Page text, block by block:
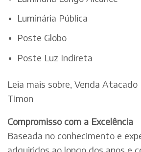
Luminária Pública
Poste Globo
Poste Luz Indireta
Leia mais sobre, Venda
Timon
Compromisso com a Excelência
Baseada no conhecimento e